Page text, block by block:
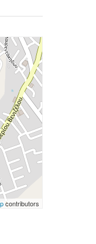
contributors